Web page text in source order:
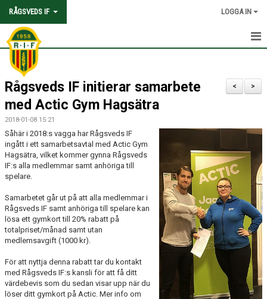
RÅGSVEDS IF LOGGA IN
HEM
KONTAKT
OM FÖRENINGEN
AVGIFTER
TRYGGHET OCH VÄRDEGRUND
PARTNERSKAP & SPONSRING
SKOLSAMARBETEN
SOCIAL HÅLLBARHET
TRÄNINGSKLÄDER
>
<
Rågsveds IF initierar samarbete
med Actic Gym Hagsätra
2018-01-08 15:21
Såhär i 2018:s vagga har Rågsveds IF
ingått i ett samarbetsavtal med Actic Gym
Hagsätra, vilket kommer gynna Rågsveds
IF:s alla medlemmar samt anhöriga till
spelare.
Samarbetet går ut på att alla medlemmar i
Rågsveds IF samt anhöriga till spelare kan
lösa ett gymkort till 20% rabatt på
totalpriset/månad samt utan
medlemsavgift (1000 kr).
För att nyttja denna rabatt tar du kontakt
med Rågsveds IF:s kansli för att få ditt
värdebevis som du sedan visar upp när du
löser ditt gymkort på Actic. Mer info om